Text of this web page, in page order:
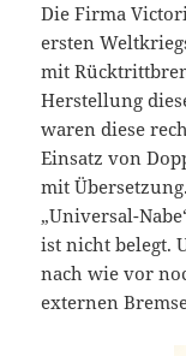
Die Firma
ersten
mit
Herstellung
waren diese
Einsatz von
mit
„Universal-
ist nicht belegt.
nach wie vor
externen